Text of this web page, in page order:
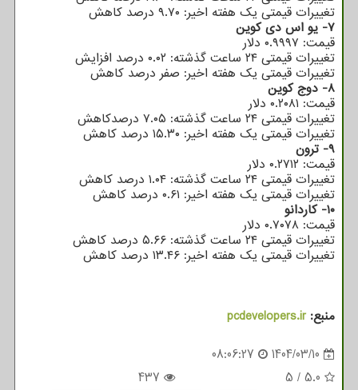
تغییرات قیمتی یک هفته اخیر: ۹.۷۰ درصد کاهش
۷- یو اس دی کوین
قیمت: ۰.۹۹۹۷ دلار
تغییرات قیمتی ۲۴ ساعت گذشته: ۰.۰۲ درصد افزایش
تغییرات قیمتی یک هفته اخیر: صفر درصد کاهش
۸- دوج کوین
قیمت: ۰.۲۰۸۱ دلار
تغییرات قیمتی ۲۴ ساعت گذشته: ۷.۰۵ درصدکاهش
تغییرات قیمتی یک هفته اخیر: ۱۵.۳۰ درصد کاهش
۹- ترون
قیمت: ۰.۲۷۱۲ دلار
تغییرات قیمتی ۲۴ ساعت گذشته: ۱.۰۴ درصد کاهش
تغییرات قیمتی یک هفته اخیر: ۰.۶۱ درصد کاهش
۱۰- کاردانو
قیمت: ۰.۷۰۷۸ دلار
تغییرات قیمتی ۲۴ ساعت گذشته: ۵.۶۶ درصد کاهش
تغییرات قیمتی یک هفته اخیر: ۱۳.۴۶ درصد کاهش
منبع:pcdevelopers.ir
1404/03/10
08:06:27
5.0
/
5
437